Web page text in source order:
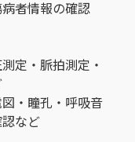
者情報の確認
・脈拍測定・
瞳孔・呼吸音
など